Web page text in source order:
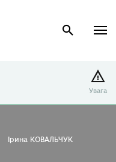
Увага
Ірина КОВАЛЬЧУК